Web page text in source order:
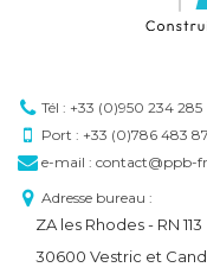
Tél : +33 (0)950 234 285
Port : +33 (0)786 483
e-mail : contact@ppb-
Adresse bureau :
ZA les Rhodes - RN 113
30600 Vestric et